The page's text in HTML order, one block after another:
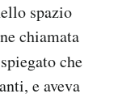
spazio
chiamata
che
e aveva